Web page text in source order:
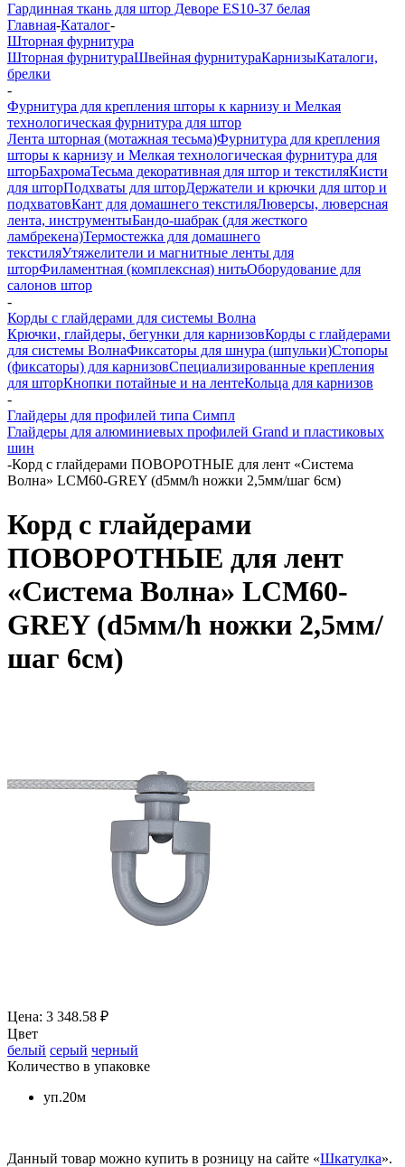
Гардинная ткань для штор Деворе ES10-37 белая
Главная-Каталог-
Шторная фурнитура
Шторная фурнитураШвейная фурнитураКарнизыКаталоги,
брелки
-
Фурнитура для крепления шторы к карнизу и Мелкая
технологическая фурнитура для штор
Лента шторная (мотажная тесьма)Фурнитура для крепления
шторы к карнизу и Мелкая технологическая фурнитура для
шторБахромаТесьма декоративная для штор и текстиляКисти
для шторПодхваты для шторДержатели и крючки для штор и
подхватовКант для домашнего текстиляЛюверсы, люверсная
лента, инструментыБандо-шабрак (для жесткого
ламбрекена)Термостежка для домашнего
текстиляУтяжелители и магнитные ленты для
шторФиламентная (комплексная) нитьОборудование для
салонов штор
-
Корды с глайдерами для системы Волна
Крючки, глайдеры, бегунки для карнизовКорды с глайдерами
для системы ВолнаФиксаторы для шнура (шпульки)Стопоры
(фиксаторы) для карнизовСпециализированные крепления
для шторКнопки потайные и на лентеКольца для карнизов
-
Глайдеры для профилей типа Симпл
Глайдеры для алюминиевых профилей Grand и пластиковых
шин
-Корд с глайдерами ПОВОРОТНЫЕ для лент «Система
Волна» LCM60-GREY (d5мм/h ножки 2,5мм/шаг 6см)
Корд с глайдерами
ПОВОРОТНЫЕ для лент
«Система Волна» LCM60-
GREY (d5мм/h ножки 2,5мм/
шаг 6см)
Цена: 3 348.58 ₽
Цвет
белый серый черный
Количество в упаковке
уп.20м
Данный товар можно купить в розницу на сайте «Шкатулка».